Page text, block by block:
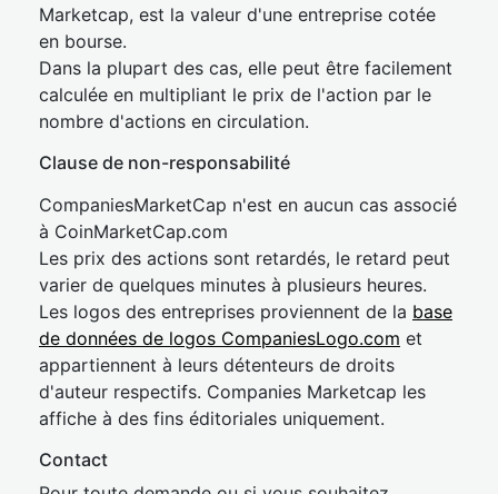
Marketcap, est la valeur d'une entreprise cotée
en bourse.
Dans la plupart des cas, elle peut être facilement
calculée en multipliant le prix de l'action par le
nombre d'actions en circulation.
Clause de non-responsabilité
CompaniesMarketCap n'est en aucun cas associé
à CoinMarketCap.com
Les prix des actions sont retardés, le retard peut
varier de quelques minutes à plusieurs heures.
Les logos des entreprises proviennent de la base
de données de logos CompaniesLogo.com et
appartiennent à leurs détenteurs de droits
d'auteur respectifs. Companies Marketcap les
affiche à des fins éditoriales uniquement.
Contact